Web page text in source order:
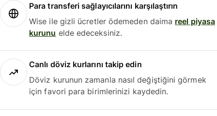
Para transferi sağlayıcılarını karşılaştırın
Wise ile gizli ücretler ödemeden daima reel piyasa
kurunu elde edeceksiniz.
Canlı döviz kurlarını takip edin
Döviz kurunun zamanla nasıl değiştiğini görmek
için favori para birimlerinizi kaydedin.